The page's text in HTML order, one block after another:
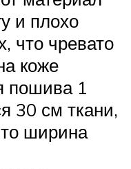
и плохо
что чревато
коже
пошива 1
30 см ткани,
ширина